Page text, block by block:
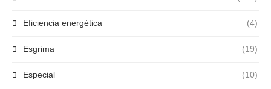
Eficiencia energética (4)
Esgrima (19)
Especial (10)